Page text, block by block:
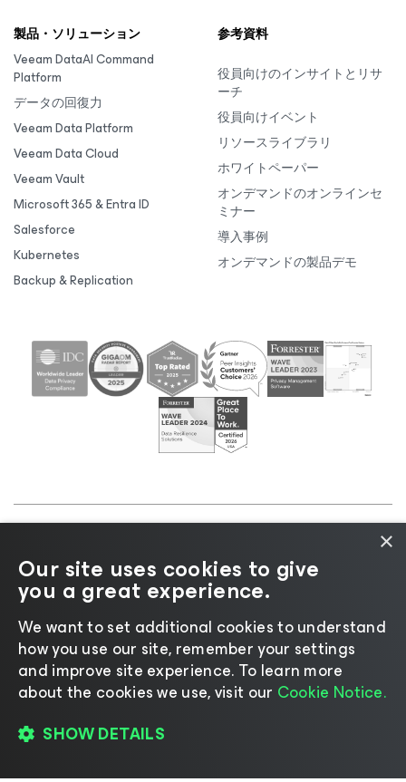
登録して視聴する
製品・ソリューション
Veeam DataAI Command
Platform
データの回復力
Veeam Data Platform
Veeam Data Cloud
Veeam Vault
Microsoft 365 & Entra ID
Salesforce
Kubernetes
Backup & Replication
参考資料
役員向けのインサイトとリサ
ーチ
役員向けイベント
リソースライブラリ
ホワイトペーパー
オンデマンドのオンラインセ
ミナー
導入事例
オンデマンドの製品デモ
プライバシーに関する通
知|Cookieに関する通知|リーガル| ライセンスポリ
シー| サプライヤーリソース
言語の変更
×
Our site uses cookies to give
you a great experience.
We want to set additional cookies to understand
how you use our site, remember your settings
and improve site experience. ​To learn more
about the cookies we use, visit our Cookie Notice.
SHOW DETAILS